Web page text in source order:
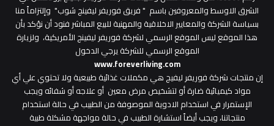
الشرق الاوسط والمعروفين باسم " فريق فوريفر ليفينج شوب" وإلتزاماً منا
بسياسة الشركة والمعايير الاخلاقية والمهنية للبيع المباشر فنود أن نؤكد بأن
هذا الموقع ليس الموقع الرسمي لشركة فوريفر ليفينج الأمريكية، ولزيارة
الموقع الرسمي للشركة يرجي الدخول
www.foreverliving.com
​إن منتجات شركة فوريفر ليفيج هي مكملات غذائية طبيعية ولا تحتوي علي أي
مواد كيميائية ضارة أو لتشخيص مرض معين أو علاجه أو شفائه ويجب
الإستمرار في استخدام الادوية الموصوفة من الطبيب في حالة استخدام
منتجاتنا، ويجب أيضاً استشارة الطبيب في حالة مواجهة مشكلة طبية